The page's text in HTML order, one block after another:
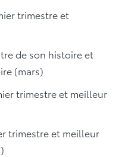
trimestre et
de son histoire et
(mars)
trimestre et meilleur
trimestre et meilleur